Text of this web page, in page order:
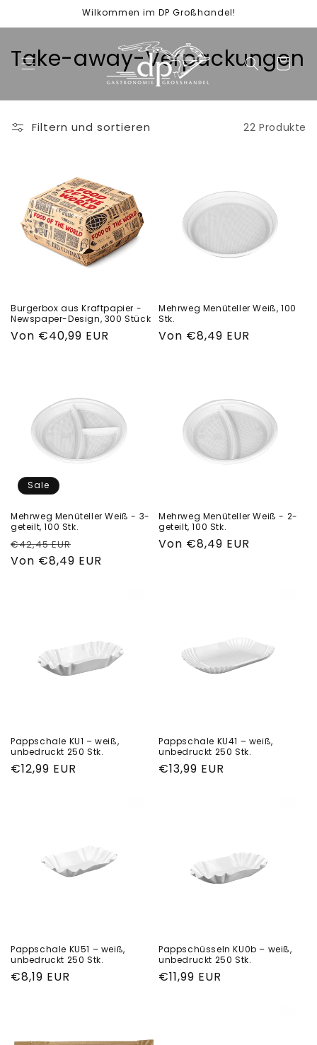
Inhalt
Wilkommen im DP Großhandel!
Warenkorb
K
e
:
Take-away-Verpackungen
Filtern und sortieren 22 Produkte
Burgerbox aus Kraftpapier -
Newspaper-Design, 300 Stück
Normaler
Von €40,99 EUR
Mehrweg Menüteller Weiß, 100
Stk.
Normaler
Von €8,49 EUR
Sale
Mehrweg Menüteller Weiß - 3-
geteilt, 100 Stk.
Normaler
Preis
€42,45 EUR
Verkaufspreis
Von €8,49 EUR
Mehrweg Menüteller Weiß - 2-
geteilt, 100 Stk.
Normaler
Von €8,49 EUR
Pappschale KU1 – weiß,
unbedruckt 250 Stk.
Normaler
€12,99 EUR
Pappschale KU41 – weiß,
unbedruckt 250 Stk.
Normaler
€13,99 EUR
Pappschale KU51 – weiß,
unbedruckt 250 Stk.
Normaler
€8,19 EUR
Pappschüsseln KU0b – weiß,
unbedruckt 250 Stk.
Normaler
€11,99 EUR